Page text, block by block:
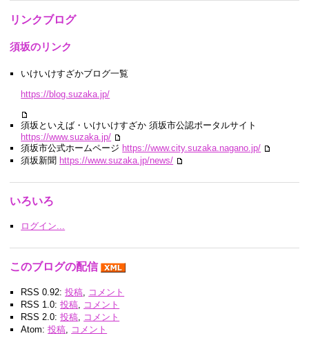
リンクブログ
須坂のリンク
いけいけすざかブログ一覧
https://blog.suzaka.jp/
須坂といえば・いけいけすざか 須坂市公認ポータルサイト
https://www.suzaka.jp/
須坂市公式ホームページ https://www.city.suzaka.nagano.jp/
須坂新聞 https://www.suzaka.jp/news/
いろいろ
ログイン...
このブログの配信
RSS 0.92:投稿
コメント
RSS 1.0:投稿
コメント
RSS 2.0:投稿
コメント
Atom:投稿 コメント